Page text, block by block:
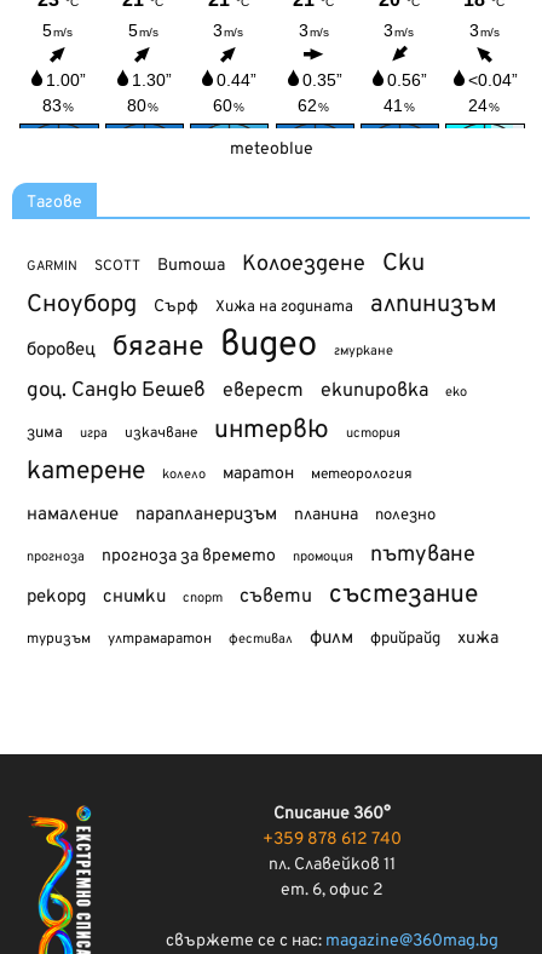
meteoblue
Тагове
GARMIN SCOTT Витоша Колоездене Ски
Сноуборд Сърф Хижа на годината алпинизъм
боровец бягане видео гмуркане
доц. Сандю Бешев еверест екипировка еко
зима игра изкачване интервю история
катерене колело маратон метеорология
намаление парапланеризъм планина полезно
прогноза прогноза за времето промоция пътуване
рекорд снимки спорт съвети състезание
туризъм ултрамаратон фестивал филм фрийрайд хижа
Списание 360°
+359 878 612 740
пл. Славейков 11
ет. 6, офис 2
свържете се с нас: magazine@360mag.bg